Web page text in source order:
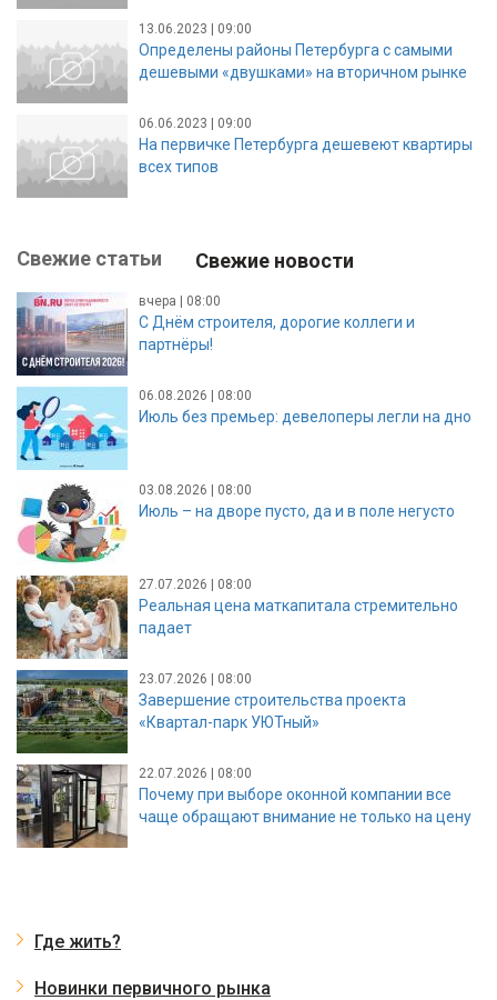
13.06.2023 | 09:00
Определены районы Петербурга с самыми
дешевыми «двушками» на вторичном рынке
06.06.2023 | 09:00
На первичке Петербурга дешевеют квартиры
всех типов
Свежие статьи Свежие новости
вчера | 08:00
С Днём строителя, дорогие коллеги и
партнёры!
06.08.2026 | 08:00
Июль без премьер: девелоперы легли на дно
03.08.2026 | 08:00
Июль – на дворе пусто, да и в поле негусто
27.07.2026 | 08:00
Реальная цена маткапитала стремительно
падает
23.07.2026 | 08:00
Завершение строительства проекта
«Квартал-парк УЮТный»
22.07.2026 | 08:00
Почему при выборе оконной компании все
чаще обращают внимание не только на цену
Где жить?
Новинки первичного рынка